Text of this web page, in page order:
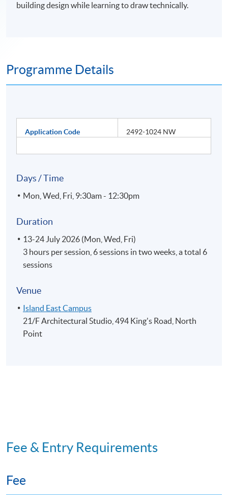
building design while learning to draw technically.
Programme Details
Application Code 2492-1024 NW
Days / Time
Mon, Wed, Fri, 9:30am - 12:30pm
Duration
13-24 July 2026 (Mon, Wed, Fri)
3 hours per session, 6 sessions in two weeks, a total 6
sessions
Venue
Island East Campus
21/F Architectural Studio, 494 King's Road, North
Point
Fee & Entry Requirements
Fee